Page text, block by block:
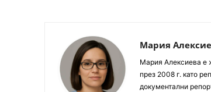
Мария
Мария Алексиева е
през 2008 г. като
документални